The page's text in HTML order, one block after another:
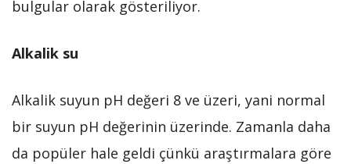
bulgular olarak gösteriliyor.
Alkalik su
Alkalik suyun pH değeri 8 ve üzeri, yani normal
bir suyun pH değerinin üzerinde. Zamanla daha
da popüler hale geldi çünkü araştırmalara göre